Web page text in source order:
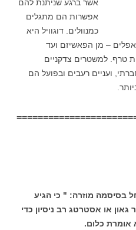
אשר ברגע שניתנת להם
אפשרות הם מתגלים
כמנוולים. דוגוויל היא
– מן הפאשיזם ועד
טרף. למשטרים צדקניים
ועניים רעבים ובפועל הם
בסיסמה מוזרה: " כי הגיע
גאון או אסטרטג רב ניסיון כדי
אומרת כלום.